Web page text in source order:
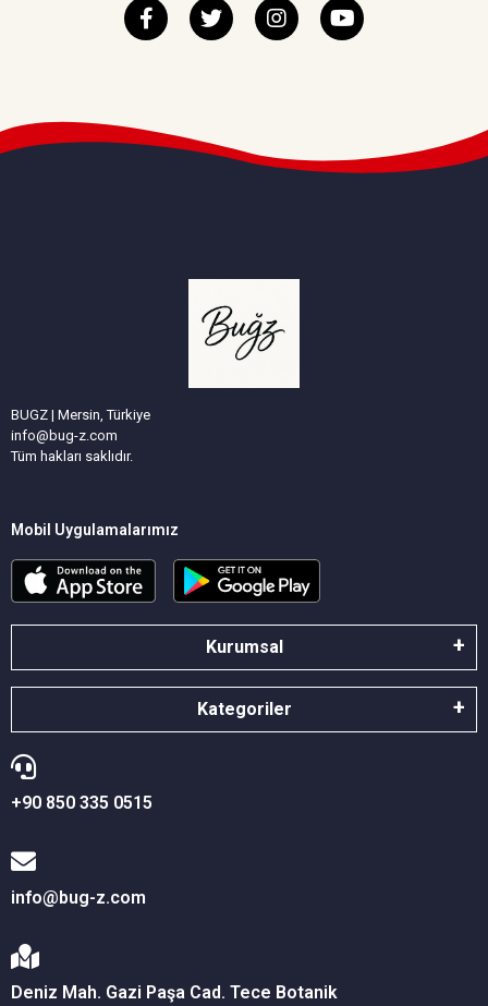
BUGZ | Mersin, Türkiye
info@bug-z.com
Tüm hakları saklıdır.
Mobil Uygulamalarımız
Kurumsal
Kategoriler
+90 850 335 0515
info@bug-z.com
Deniz Mah. Gazi Paşa Cad. Tece Botanik